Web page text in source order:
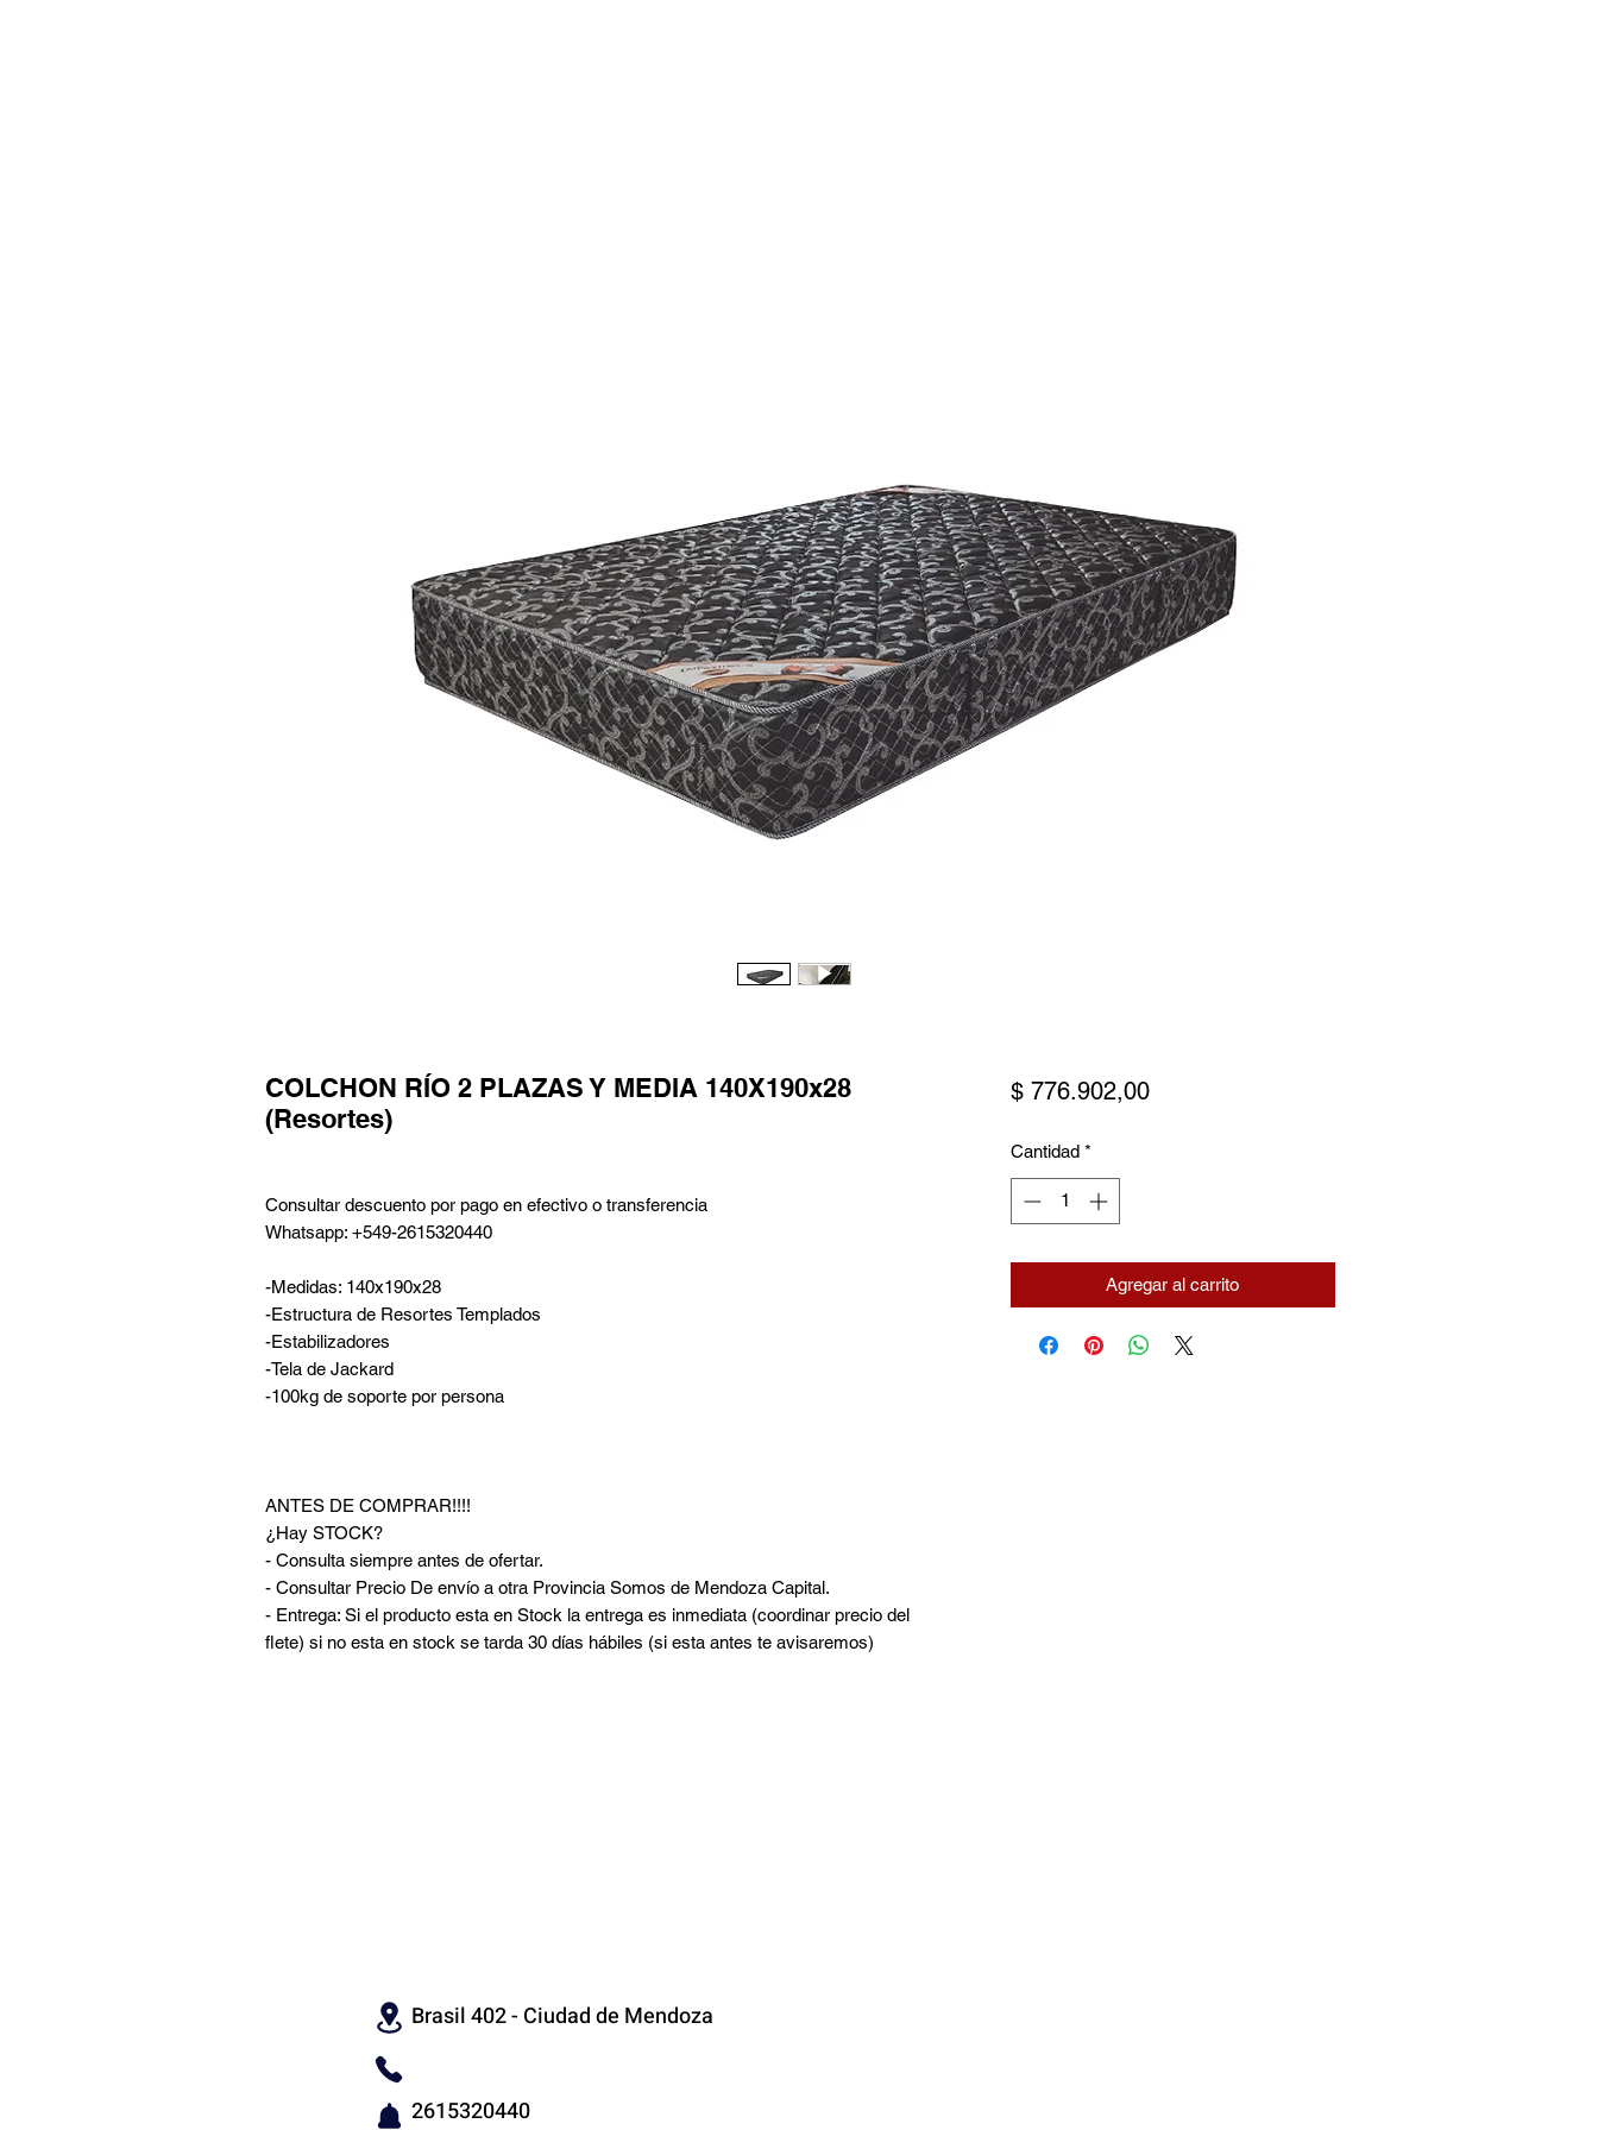
COLCHON RÍO 2 PLAZAS Y MEDIA 140X190x28
(Resortes)
Consultar descuento por pago en efectivo o transferencia
Whatsapp: +549-2615320440
-Medidas: 140x190x28
-Estructura de Resortes Templados
-Estabilizadores
-Tela de Jackard
-100kg de soporte por persona
ANTES DE COMPRAR!!!!
¿Hay STOCK?
- Consulta siempre antes de ofertar.
- Consultar Precio De envío a otra Provincia Somos de Mendoza Capital.
- Entrega: Si el producto esta en Stock la entrega es inmediata (coordinar precio del
flete) si no esta en stock se tarda 30 días hábiles (si esta antes te avisaremos)
$ 776.902,00Precio
Cantidad *
Agregar al carrito
Brasil 402 - Ciudad de Mendoza
2615320440